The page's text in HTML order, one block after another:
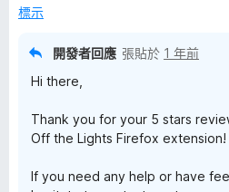
分
分
分
標示
開發者回應 張貼於 1 年前
Hi there,
Thank you for your 5 stars
Off the Lights Firefox extension!
If you need any help or have